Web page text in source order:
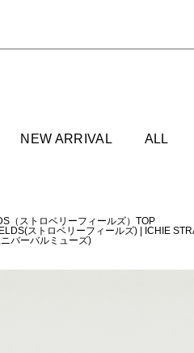
NEW ARRIVAL ALL
（ストロベリーフィールズ）TOP
ストロベリーフィールズ)
ICHIE
バーバルミューズ)